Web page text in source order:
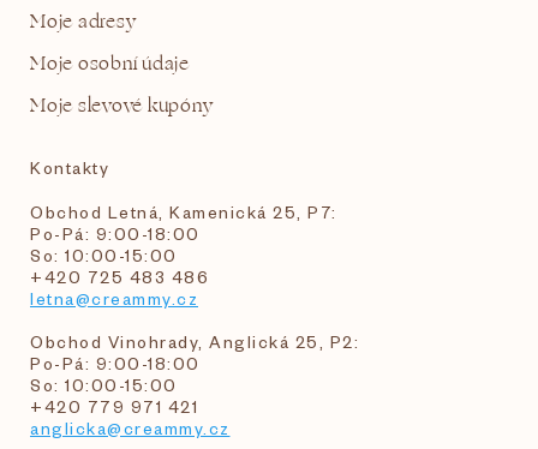
Moje adresy
Moje osobní údaje
Moje slevové kupóny
Kontakty
Obchod Letná, Kamenická 25, P7:
Po-Pá: 9:00-18:00
So: 10:00-15:00
+420 725 483 486
letna@creammy.cz
Obchod Vinohrady, Anglická 25, P2:
Po-Pá: 9:00-18:00
So: 10:00-15:00
+420 779 971 421
anglicka@creammy.cz